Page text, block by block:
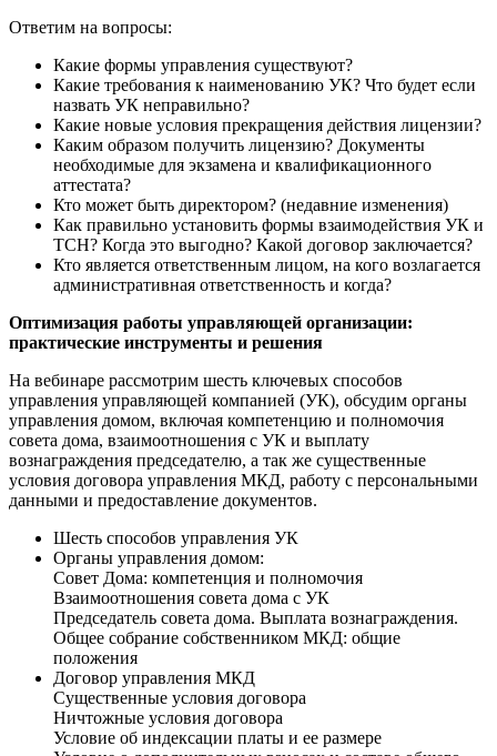
Ответим на вопросы:
Какие формы управления существуют?
Какие требования к наименованию УК? Что будет если
назвать УК неправильно?
Какие новые условия прекращения действия лицензии?
Каким образом получить лицензию? Документы
необходимые для экзамена и квалификационного
аттестата?
Кто может быть директором? (недавние изменения)
Как правильно установить формы взаимодействия УК и
ТСН? Когда это выгодно? Какой договор заключается?
Кто является ответственным лицом, на кого возлагается
административная ответственность и когда?
Оптимизация работы управляющей организации:
практические инструменты и решения
На вебинаре рассмотрим шесть ключевых способов
управления управляющей компанией (УК), обсудим органы
управления домом, включая компетенцию и полномочия
совета дома, взаимоотношения с УК и выплату
вознаграждения председателю, а так же существенные
условия договора управления МКД, работу с персональными
данными и предоставление документов.
Шесть способов управления УК
Органы управления домом:
Совет Дома: компетенция и полномочия
Взаимоотношения совета дома с УК
Председатель совета дома. Выплата вознаграждения.
Общее собрание собственником МКД: общие
положения
Договор управления МКД
Существенные условия договора
Ничтожные условия договора
Условие об индексации платы и ее размере